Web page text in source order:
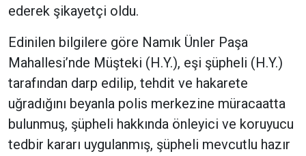
ederek şikayetçi oldu.
Edinilen bilgilere göre Namık Ünler Paşa
Mahallesi’nde Müşteki (H.Y.), eşi şüpheli (H.Y.)
tarafından darp edilip, tehdit ve hakarete
uğradığını beyanla polis merkezine müracaatta
bulunmuş, şüpheli hakkında önleyici ve koruyucu
tedbir kararı uygulanmış, şüpheli mevcutlu hazır